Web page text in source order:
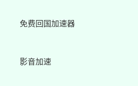
免费回国加速器
影音加速